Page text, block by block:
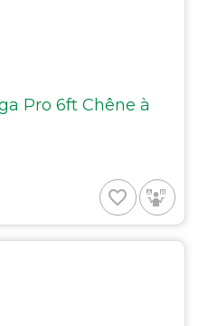
Pro 6ft Chêne à
favorite_border